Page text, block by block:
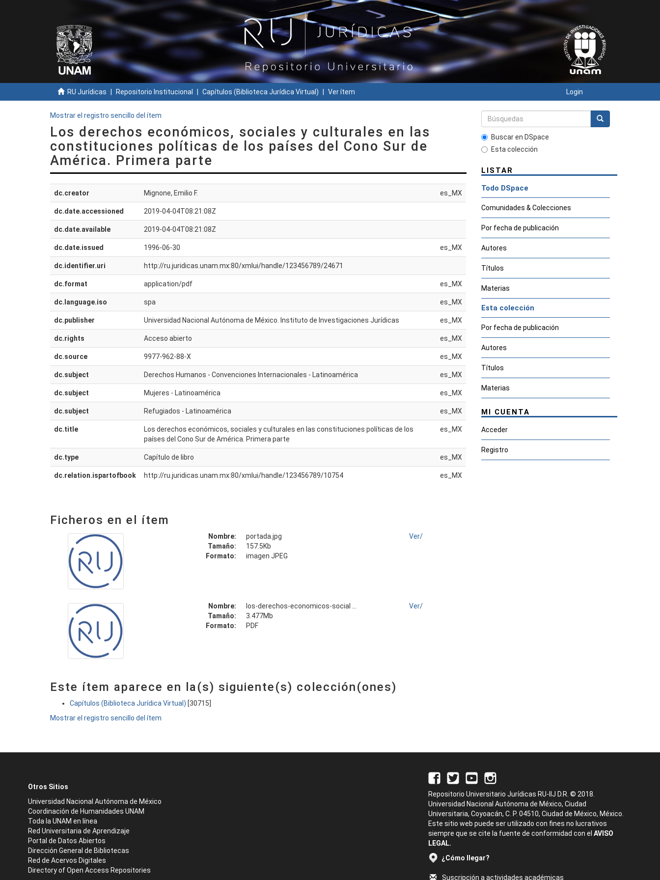
RU Jurídicas Repositorio Institucional Capítulos (Biblioteca Jurídica Virtual) Ver ítem Login
Mostrar el registro sencillo del ítem
Los derechos económicos, sociales y culturales en las
constituciones políticas de los países del Cono Sur de
América. Primera parte
dc.creator Mignone, Emilio F. es_MX
dc.date.accessioned 2019-04-04T08:21:08Z
dc.date.available 2019-04-04T08:21:08Z
dc.date.issued 1996-06-30 es_MX
dc.identifier.uri http://ru.juridicas.unam.mx:80/xmlui/handle/123456789/24671
dc.format application/pdf es_MX
dc.language.iso spa es_MX
dc.publisher Universidad Nacional Autónoma de México. Instituto de Investigaciones Jurídicas es_MX
dc.rights Acceso abierto es_MX
dc.source 9977-962-88-X es_MX
dc.subject Derechos Humanos - Convenciones Internacionales - Latinoamérica es_MX
dc.subject Mujeres - Latinoamérica es_MX
dc.subject Refugiados - Latinoamérica es_MX
dc.title
Los derechos económicos, sociales y culturales en las constituciones políticas de los
países del Cono Sur de América. Primera parte
es_MX
dc.type Capítulo de libro es_MX
dc.relation.ispartofbook http://ru.juridicas.unam.mx:80/xmlui/handle/123456789/10754 es_MX
Ficheros en el ítem
Nombre:
portada.jpg
Tamaño:
157.5Kb
Formato:
imagen JPEG
Ver/
Nombre:
los-derechos-economicos-social ...
Tamaño:
3.477Mb
Formato:
PDF
Ver/
Este ítem aparece en la(s) siguiente(s) colección(ones)
Capítulos (Biblioteca Jurídica Virtual) [30715]
Mostrar el registro sencillo del ítem
Buscar en DSpace
Esta colección
LISTAR
Todo DSpace
Comunidades & Colecciones
Por fecha de publicación
Autores
Títulos
Materias
Esta colección
Por fecha de publicación
Autores
Títulos
Materias
MI CUENTA
Acceder
Registro
Otros Sitios
Universidad Nacional Autónoma de México
Coordinación de Humanidades UNAM
Toda la UNAM en línea
Red Universitaria de Aprendizaje
Portal de Datos Abiertos
Dirección General de Bibliotecas
Red de Acervos Digitales
Directory of Open Access Repositories
Repositorio Universitario Jurídicas RU-IIJ D.R. © 2018.
Universidad Nacional Autónoma de México, Ciudad
Universitaria, Coyoacán, C. P. 04510, Ciudad de México, México.
Este sitio web puede ser utilizado con fines no lucrativos
siempre que se cite la fuente de conformidad con el AVISO
LEGAL.
¿Cómo llegar?
Suscripción a actividades académicas